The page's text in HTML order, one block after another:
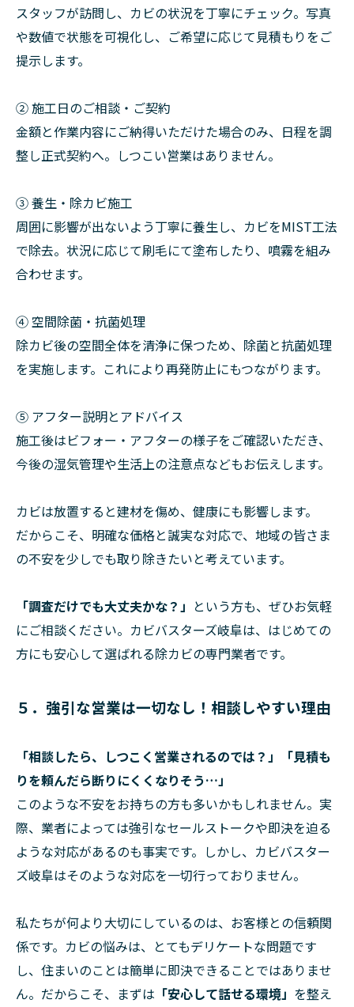
スタッフが訪問し、カビの状況を丁寧にチェック。写真
や数値で状態を可視化し、ご希望に応じて見積もりをご
提示します。
② 施工日のご相談・ご契約
金額と作業内容にご納得いただけた場合のみ、日程を調
整し正式契約へ。しつこい営業はありません。
③ 養生・除カビ施工
周囲に影響が出ないよう丁寧に養生し、カビをMIST工法
で除去。状況に応じて刷毛にて塗布したり、噴霧を組み
合わせます。
④ 空間除菌・抗菌処理
除カビ後の空間全体を清浄に保つため、除菌と抗菌処理
を実施します。これにより再発防止にもつながります。
⑤ アフター説明とアドバイス
施工後はビフォー・アフターの様子をご確認いただき、
今後の湿気管理や生活上の注意点などもお伝えします。
カビは放置すると建材を傷め、健康にも影響します。
だからこそ、明確な価格と誠実な対応で、地域の皆さま
の不安を少しでも取り除きたいと考えています。
「調査だけでも大丈夫かな？」 という方も、ぜひお気軽
にご相談ください。カビバスターズ岐阜は、はじめての
方にも安心して選ばれる除カビの専門業者です。
５．強引な営業は一切なし！相談しやすい理由
「相談したら、しつこく営業されるのでは？」「見積も
りを頼んだら断りにくくなりそう…」
このような不安をお持ちの方も多いかもしれません。実
際、業者によっては強引なセールストークや即決を迫る
ような対応があるのも事実です。しかし、カビバスター
ズ岐阜はそのような対応を一切行っておりません。
私たちが何より大切にしているのは、お客様との信頼関
係です。カビの悩みは、とてもデリケートな問題です
し、住まいのことは簡単に即決できることではありませ
ん。だからこそ、まずは 「安心して話せる環境」 を整え